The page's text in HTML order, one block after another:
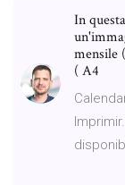
In
mensile
( A4